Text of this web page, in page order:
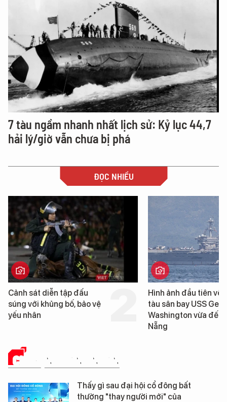
7 tàu ngầm nhanh nhất lịch sử: Kỷ lục 44,7
hải lý/giờ vẫn chưa bị phá
ĐỌC NHIỀU
Hình ảnh đầu tiên về siêu
tàu sân bay USS George
Washington vừa đến Đà
Cận cảnh chiến hạm
tống tàu sân bay USS
George Washington
Đà Nẵng
CHUYỆN DOANH NHÂN
Thấy gì sau đại hội cổ đông bất
thường "thay người mới" của